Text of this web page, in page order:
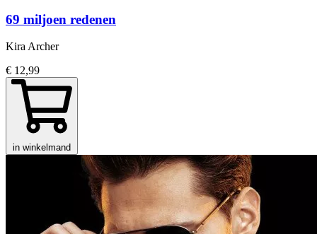
69 miljoen redenen
Kira Archer
€ 12,99
in winkelmand